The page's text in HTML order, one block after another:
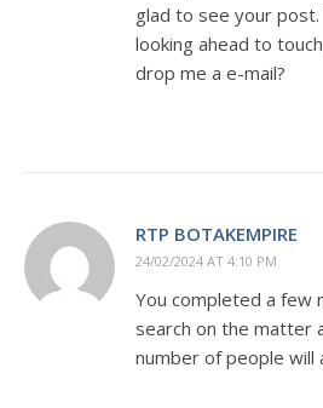
glad to see your post.
looking ahead to
drop me a e-mail?
RTP BOTAKEMPIRE
24/02/2024 AT 4:10 PM
You completed a few
search on the matter
number of people will